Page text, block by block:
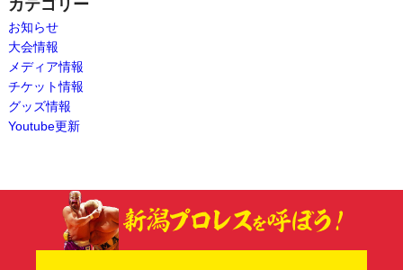
カテゴリー
お知らせ
大会情報
メディア情報
チケット情報
グッズ情報
Youtube更新